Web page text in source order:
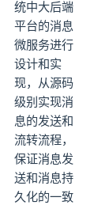
统中大后端
平台的消息
微服务进行
设计和实
现，从源码
级别实现消
息的发送和
流转流程，
保证消息发
送和消息持
久化的一致